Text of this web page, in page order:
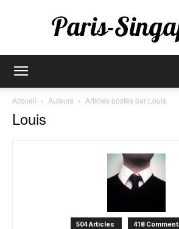
Accueil Auteurs Articles postés par Louis
Louis
504 Articles 418